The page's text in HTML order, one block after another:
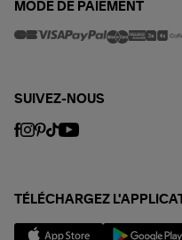
MODE DE PAIEMENT
SUIVEZ-NOUS
TÉLÉCHARGEZ